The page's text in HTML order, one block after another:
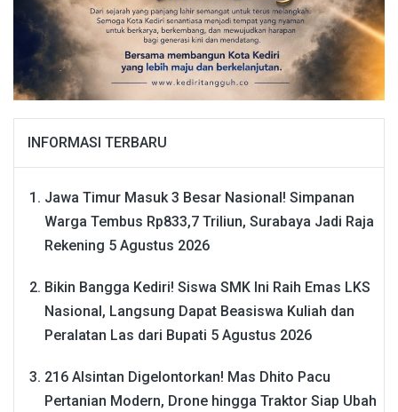
INFORMASI TERBARU
Jawa Timur Masuk 3 Besar Nasional! Simpanan
Warga Tembus Rp833,7 Triliun, Surabaya Jadi Raja
Rekening 5 Agustus 2026
Bikin Bangga Kediri! Siswa SMK Ini Raih Emas LKS
Nasional, Langsung Dapat Beasiswa Kuliah dan
Peralatan Las dari Bupati 5 Agustus 2026
216 Alsintan Digelontorkan! Mas Dhito Pacu
Pertanian Modern, Drone hingga Traktor Siap Ubah